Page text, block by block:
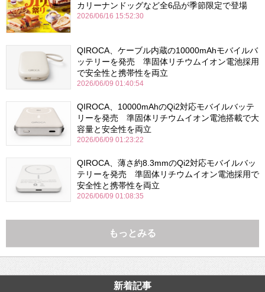
カリーナンドッグなど全6品が季節限定で登場
2026/06/16 15:52:30
QIROCA、ケーブル内蔵の10000mAhモバイルバ
ッテリーを発売 準固体リチウムイオン電池採用
で安全性と携帯性を両立
2026/06/09 01:40:54
QIROCA、10000mAhのQi2対応モバイルバッテ
リーを発売 準固体リチウムイオン電池搭載で大
容量と安全性を両立
2026/06/09 01:23:22
QIROCA、薄さ約8.3mmのQi2対応モバイルバッ
テリーを発売 準固体リチウムイオン電池採用で
安全性と携帯性を両立
2026/06/09 01:08:35
もっとみる
新着記事